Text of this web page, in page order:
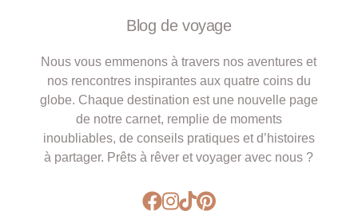
Blog de voyage
Nous vous emmenons à travers nos aventures et
nos rencontres inspirantes aux quatre coins du
globe. Chaque destination est une nouvelle page
de notre carnet, remplie de moments
inoubliables, de conseils pratiques et d’histoires
à partager. Prêts à rêver et voyager avec nous ?